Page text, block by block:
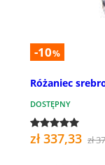
-10%
Różaniec
DOSTĘPNY
zł 337,33 zł